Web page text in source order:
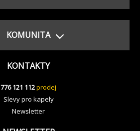
KOMUNITA
KONTAKTY
776 121 112prodej
Slevy pro kapely
Newsletter